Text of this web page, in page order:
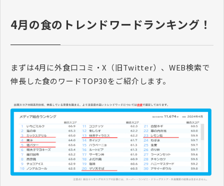
​​​​​​​4月の食のトレンドワードランキング！
まずは4月に外食口コミ・X（旧Twitter）、WEB検索で
伸長した食のワードTOP30をご紹介します。